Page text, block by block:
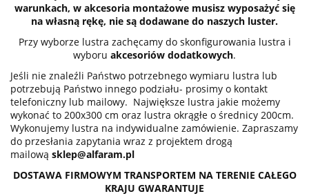
warunkach, w akcesoria montażowe musisz wyposażyć się
na własną rękę, nie są dodawane do naszych luster.
Przy wyborze lustra zachęcamy do skonfigurowania lustra i
wyboru akcesoriów dodatkowych.
Jeśli nie znaleźli Państwo potrzebnego wymiaru lustra lub
potrzebują Państwo innego podziału- prosimy o kontakt
telefoniczny lub mailowy. Największe lustra jakie możemy
wykonać to 200x300 cm oraz lustra okrągłe o średnicy 200cm.
Wykonujemy lustra na indywidualne zamówienie. Zapraszamy
do przesłania zapytania wraz z projektem drogą
mailową sklep@alfaram.pl
DOSTAWA FIRMOWYM TRANSPORTEM NA TERENIE CAŁEGO
KRAJU GWARANTUJE